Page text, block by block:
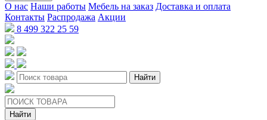
О нас Наши работы Мебель на заказ Доставка и оплата
Контакты Распродажа Акции
8 499 322 25 59
Найти
Найти